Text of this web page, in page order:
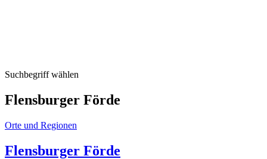
Suchbegriff wählen
Flensburger Förde
Orte und Regionen
Flensburger Förde